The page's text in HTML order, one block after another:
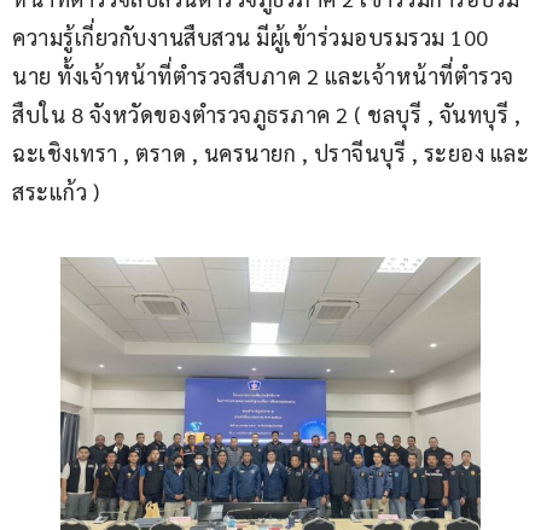
ความรู้เกี่ยวกับงานสืบสวน มีผู้เข้าร่วมอบรมรวม 100
นาย ทั้งเจ้าหน้าที่ตำรวจสืบภาค 2 และเจ้าหน้าที่ตำรวจ
สืบใน 8 จังหวัดของตำรวจภูธรภาค 2 ( ชลบุรี , จันทบุรี ,
ฉะเชิงเทรา , ตราด , นครนายก , ปราจีนบุรี , ระยอง และ
สระแก้ว )